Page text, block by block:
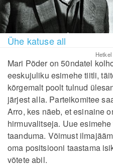
Ühe katuse all
Mari Põder on 50ndatel
eeskujuliku esimehe tiitli,
kõrgemalt poolt tulnud
järjest alla. Parteikomitee
Arro, kes näeb, et esinaine
hirmuvalitseja. Uue
taanduma. Võimust
oma positsiooni taastama
võtete abil.